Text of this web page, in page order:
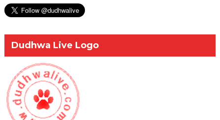
Dudhwa Live Logo